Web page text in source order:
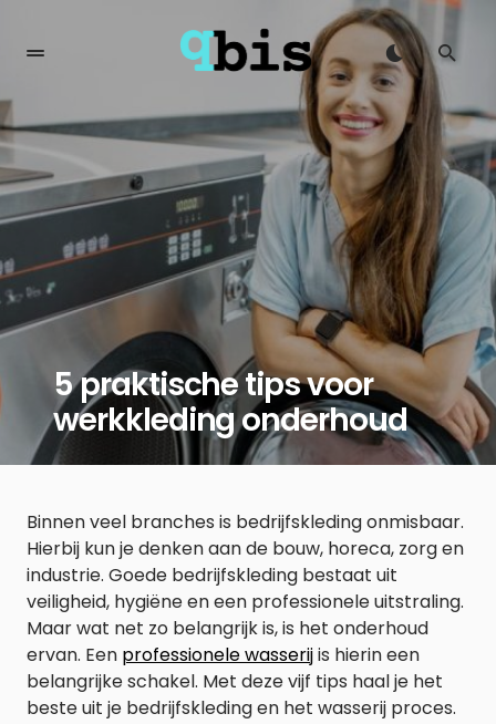
5 praktische tips voor
werkkleding onderhoud
Binnen veel branches is bedrijfskleding onmisbaar.
Hierbij kun je denken aan de bouw, horeca, zorg en
industrie. Goede bedrijfskleding bestaat uit
veiligheid, hygiëne en een professionele uitstraling.
Maar wat net zo belangrijk is, is het onderhoud
ervan. Een professionele wasserijis hierin een
belangrijke schakel. Met deze vijf tips haal je het
beste uit je bedrijfskleding en het wasserij proces.